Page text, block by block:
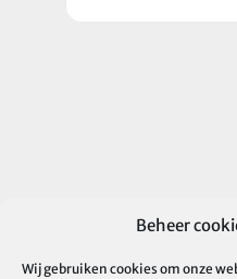
Beheer
Wij gebruiken cookies om onze